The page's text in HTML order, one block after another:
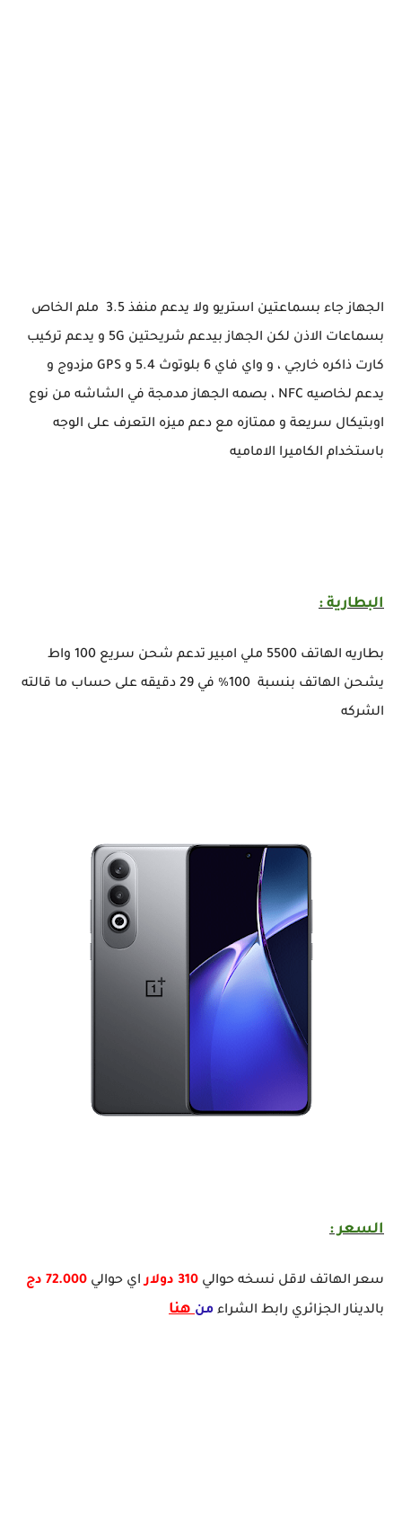
الجهاز جاء بسماعتين استريو ولا يدعم منفذ 3.5 ملم الخاص
بسماعات الاذن لكن الجهاز بيدعم شريحتين 5G و يدعم تركيب
كارت ذاكره خارجي ، و واي فاي 6 بلوتوث 5.4 و GPS مزدوج و
يدعم لخاصيه NFC ، بصمه الجهاز مدمجة في الشاشه من نوع
اوبتيكال سريعة و ممتازه مع دعم ميزه التعرف على الوجه
باستخدام الكاميرا الاماميه
البطارية :
بطاريه الهاتف 5500 ملي امبير تدعم شحن سريع 100 واط
يشحن الهاتف بنسبة 100% في 29 دقيقه على حساب ما قالته
الشركه
السعر :
سعر الهاتف لاقل نسخه حوالي 310 دولار اي حوالي 72.000 دج
بالدينار الجزائري رابط الشراء منهنا